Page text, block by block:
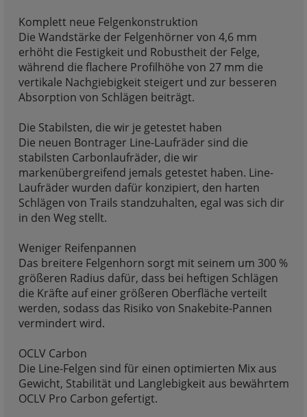
Komplett neue Felgenkonstruktion
Die Wandstärke der Felgenhörner von 4,6 mm
erhöht die Festigkeit und Robustheit der Felge,
während die flachere Profilhöhe von 27 mm die
vertikale Nachgiebigkeit steigert und zur besseren
Absorption von Schlägen beiträgt.
Die Stabilsten, die wir je getestet haben
Die neuen Bontrager Line-Laufräder sind die
stabilsten Carbonlaufräder, die wir
markenübergreifend jemals getestet haben. Line-
Laufräder wurden dafür konzipiert, den harten
Schlägen von Trails standzuhalten, egal was sich dir
in den Weg stellt.
Weniger Reifenpannen
Das breitere Felgenhorn sorgt mit seinem um 300 %
größeren Radius dafür, dass bei heftigen Schlägen
die Kräfte auf einer größeren Oberfläche verteilt
werden, sodass das Risiko von Snakebite-Pannen
vermindert wird.
OCLV Carbon
Die Line-Felgen sind für einen optimierten Mix aus
Gewicht, Stabilität und Langlebigkeit aus bewährtem
OCLV Pro Carbon gefertigt.